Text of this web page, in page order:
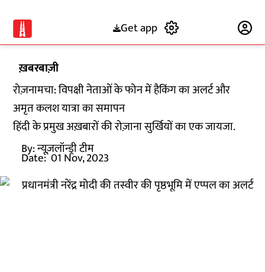
Get app
ख़बरबाज़ी
रोज़नामचा: विपक्षी नेताओं के फोन में हैकिंग का अलर्ट और
अमृत कलश यात्रा का समापन
हिंदी के प्रमुख अख़बारों की रोज़ाना सुर्खियों का एक जायजा.
By:न्यूज़लॉन्ड्री टीम
Date: 01 Nov, 2023